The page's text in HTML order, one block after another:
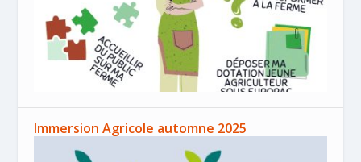
Immersion Agricole automne 2025